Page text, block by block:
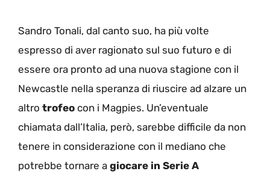
Sandro Tonali, dal canto suo, ha più volte
espresso di aver ragionato sul suo futuro e di
essere ora pronto ad una nuova stagione con il
Newcastle nella speranza di riuscire ad alzare un
altro trofeo con i Magpies. Un’eventuale
chiamata dall’Italia, però, sarebbe difficile da non
tenere in considerazione con il mediano che
potrebbe tornare a giocare in Serie A